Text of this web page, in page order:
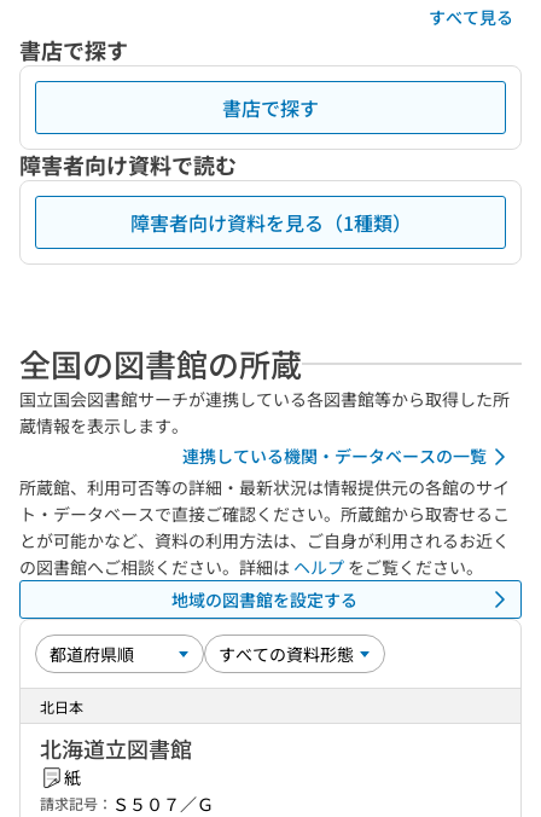
すべて見る
書店で探す
書店で探す
障害者向け資料で読む
障害者向け資料を見る（1種類）
全国の図書館の所蔵
国立国会図書館サーチが連携している各図書館等から取得した所
蔵情報を表示します。
連携している機関・データベースの一覧
所蔵館、利用可否等の詳細・最新状況は情報提供元の各館のサイ
ト・データベースで直接ご確認ください。所蔵館から取寄せるこ
とが可能かなど、資料の利用方法は、ご自身が利用されるお近く
の図書館へご相談ください。詳細は ヘルプ をご覧ください。
地域の図書館を設定する
北日本
北海道立図書館
紙
請求記号： Ｓ５０７／Ｇ